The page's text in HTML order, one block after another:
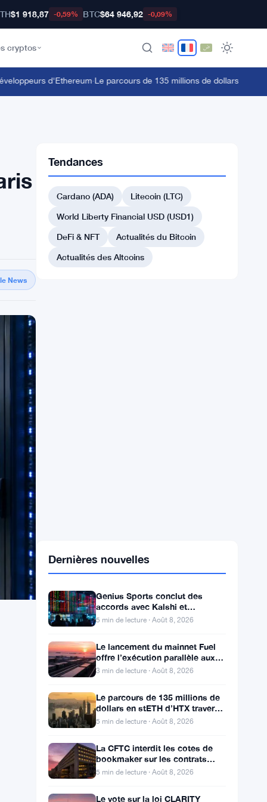
$1 918,87 -0,59% BTC$64 946,92 -0,09%
cryptos
d'Ethereum·Le parcours de 135 millions de dollars en
News
Tendances
Cardano (ADA)
Litecoin (LTC)
World Liberty Financial USD (USD1)
DeFi & NFT
Actualités du Bitcoin
Actualités des Altcoins
Genius Sports conclut des
Polymarket alors que le chiffre
d’affaires du T2 atteint
5 min de lecture · Août 8, 2026
Le lancement du mainnet Fuel
développeurs d’Ethereum
3 min de lecture · Août 8, 2026